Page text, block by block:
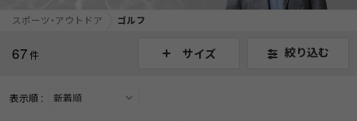
スポーツ・アウトドア ゴルフ
67件 サイズ 絞り込む
表示順 :